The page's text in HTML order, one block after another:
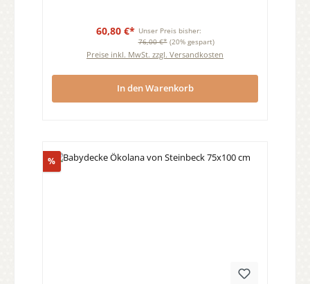
60,80 €* Unser Preis bisher:
76,00 €* (20% gespart)
Preise inkl. MwSt. zzgl. Versandkosten
In den Warenkorb
%Rabatt